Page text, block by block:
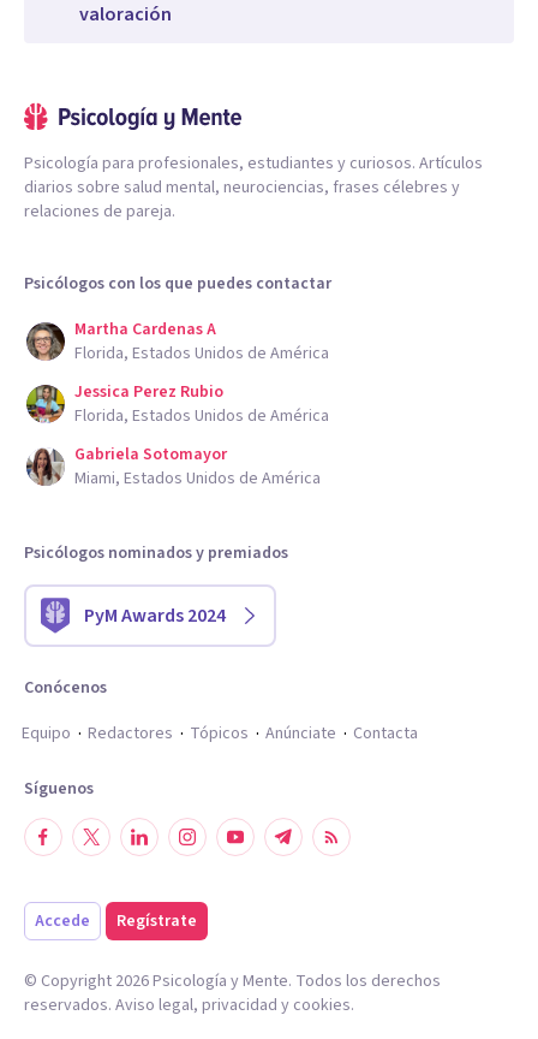
valoración
Psicología para profesionales, estudiantes y curiosos. Artículos
diarios sobre salud mental, neurociencias, frases célebres y
relaciones de pareja.
Psicólogos con los que puedes contactar
Martha Cardenas A
Florida, Estados Unidos de América
Jessica Perez Rubio
Florida, Estados Unidos de América
Gabriela Sotomayor
Miami, Estados Unidos de América
Psicólogos nominados y premiados
PyM Awards 2024
Conócenos
Equipo
Redactores Tópicos Anúnciate Contacta
Síguenos
Accede Regístrate
© Copyright 2026Psicología y Mente. Todos los derechos
reservados. Aviso legal, privacidad y cookies.